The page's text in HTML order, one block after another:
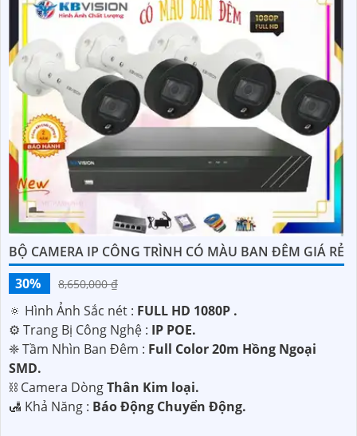
BỘ CAMERA IP CÔNG TRÌNH CÓ MÀU BAN ĐÊM GIÁ RẺ
30%
8,650,000 ₫
🔅 Hình Ảnh Sắc nét : FULL HD 1080P .
⚙ Trang Bị Công Nghệ : IP POE.
❈ Tầm Nhìn Ban Đêm : Full Color 20m Hồng Ngoại
SMD.
⛓ Camera DòngThân Kim loại.
️🛃 Khả Năng : Báo Động Chuyển Động.